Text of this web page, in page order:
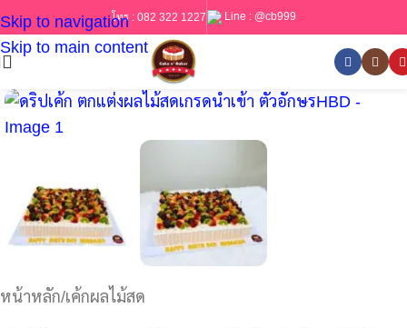
Skip to navigation
Skip to main content
โทร : 082 322 1227 Line : @cb999
หน้าหลัก/เค้กผลไม้สด